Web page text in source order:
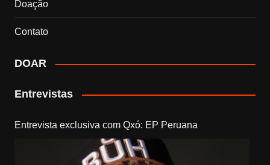
Doação
Contato
DOAR
Entrevistas
Entrevista exclusiva com Qxó: EP Peruana